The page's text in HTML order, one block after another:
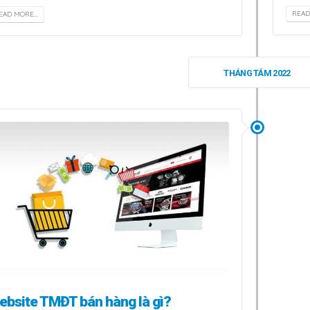
MORE...
THÁNG TÁM 2022
TMĐT bán hàng là gì?